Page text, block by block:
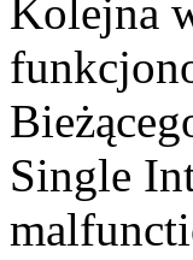
Kolejna
Single